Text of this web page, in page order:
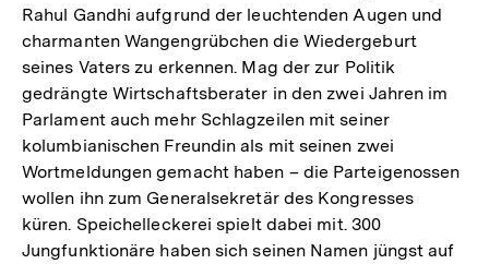
Rahul Gandhi aufgrund der leuchtenden Augen und
charmanten Wangengrübchen die Wiedergeburt
seines Vaters zu erkennen. Mag der zur Politik
gedrängte Wirtschaftsberater in den zwei Jahren im
Parlament auch mehr Schlagzeilen mit seiner
kolumbianischen Freundin als mit seinen zwei
Wortmeldungen gemacht haben – die Parteigenossen
wollen ihn zum Generalsekretär des Kongresses
küren. Speichelleckerei spielt dabei mit. 300
Jungfunktionäre haben sich seinen Namen jüngst auf